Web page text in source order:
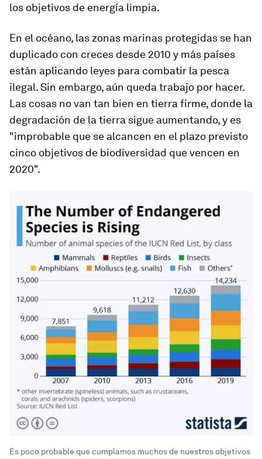
los objetivos de energía limpia.
En el océano, las zonas marinas protegidas se han
duplicado con creces desde 2010 y más países
están aplicando leyes para combatir la pesca
ilegal. Sin embargo, aún queda trabajo por hacer.
Las cosas no van tan bien en tierra firme, donde la
degradación de la tierra sigue aumentando, y es
"improbable que se alcancen en el plazo previsto
cinco objetivos de biodiversidad que vencen en
2020".
Es poco probable que cumplamos muchos de nuestros objetivos